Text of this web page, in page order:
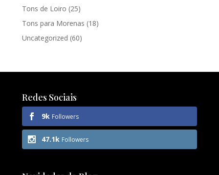
Tons de Loiro (25)
Tons para Morenas (18)
Uncategorized (60)
Redes Sociais
9k Followers
47.1k Followers